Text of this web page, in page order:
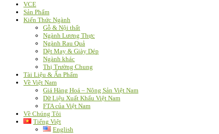
VCE
Sản Phẩm
Kiến Thức Ngành
Gỗ & Nội thất
Ngành Lương Thực
Ngành Rau Quả
Dệt May & Giày Dép
Ngành khác
Thị Trường Chung
Tài Liệu & Ấn Phẩm
Về Việt Nam
Giá Hàng Hoá – Nông Sản Việt Nam
Dữ Liệu Xuất Khẩu Việt Nam
FTA của Việt Nam
Về Chúng Tôi
Tiếng Việt
English